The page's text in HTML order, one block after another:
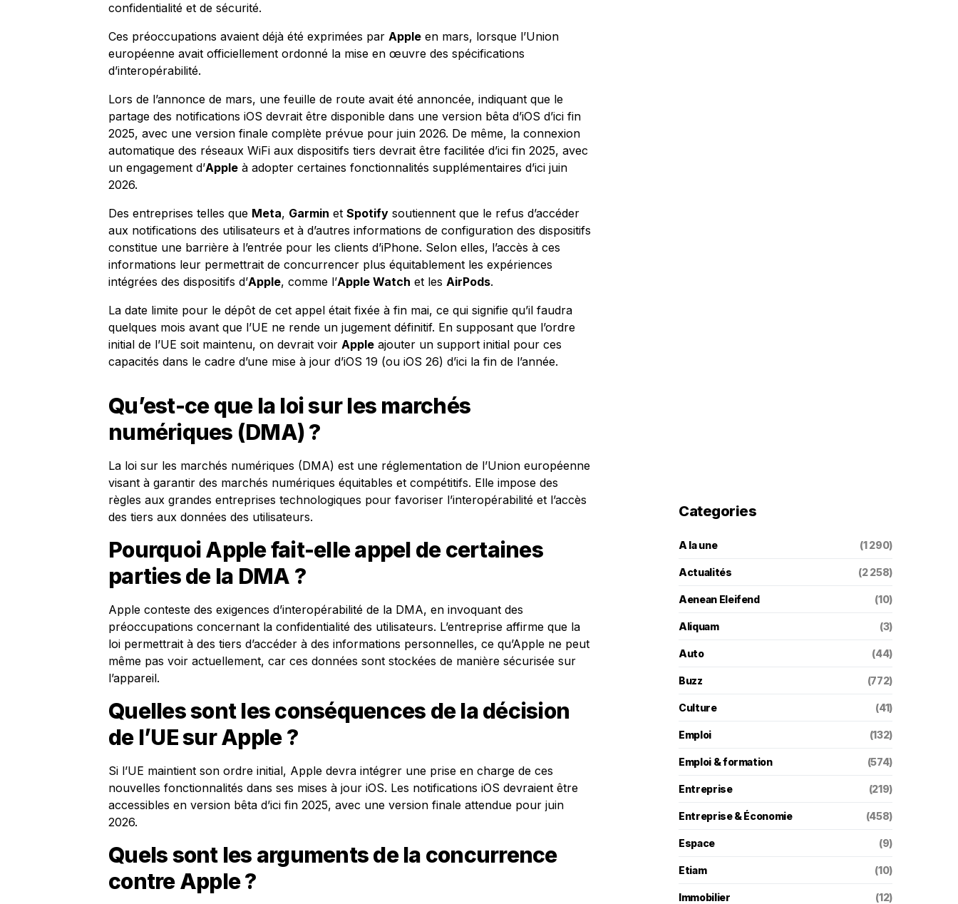
confidentialité et de sécurité.
Ces préoccupations avaient déjà été exprimées par Apple en mars, lorsque l’Union
européenne avait officiellement ordonné la mise en œuvre des spécifications
d’interopérabilité.
Lors de l’annonce de mars, une feuille de route avait été annoncée, indiquant que le
partage des notifications iOS devrait être disponible dans une version bêta d’iOS d’ici fin
2025, avec une version finale complète prévue pour juin 2026. De même, la connexion
automatique des réseaux WiFi aux dispositifs tiers devrait être facilitée d’ici fin 2025, avec
un engagement d’Apple à adopter certaines fonctionnalités supplémentaires d’ici juin
2026.
Des entreprises telles que Meta, Garmin et Spotify soutiennent que le refus d’accéder
aux notifications des utilisateurs et à d’autres informations de configuration des dispositifs
constitue une barrière à l’entrée pour les clients d’iPhone. Selon elles, l’accès à ces
informations leur permettrait de concurrencer plus équitablement les expériences
intégrées des dispositifs d’Apple, comme l’Apple Watch et les AirPods.
La date limite pour le dépôt de cet appel était fixée à fin mai, ce qui signifie qu’il faudra
quelques mois avant que l’UE ne rende un jugement définitif. En supposant que l’ordre
initial de l’UE soit maintenu, on devrait voir Apple ajouter un support initial pour ces
capacités dans le cadre d’une mise à jour d’iOS 19 (ou iOS 26) d’ici la fin de l’année.
Qu’est-ce que la loi sur les marchés
numériques (DMA) ?
La loi sur les marchés numériques (DMA) est une réglementation de l’Union européenne
visant à garantir des marchés numériques équitables et compétitifs. Elle impose des
règles aux grandes entreprises technologiques pour favoriser l’interopérabilité et l’accès
des tiers aux données des utilisateurs.
Pourquoi Apple fait-elle appel de certaines
parties de la DMA ?
Apple conteste des exigences d’interopérabilité de la DMA, en invoquant des
préoccupations concernant la confidentialité des utilisateurs. L’entreprise affirme que la
loi permettrait à des tiers d’accéder à des informations personnelles, ce qu’Apple ne peut
même pas voir actuellement, car ces données sont stockées de manière sécurisée sur
l’appareil.
Quelles sont les conséquences de la décision
de l’UE sur Apple ?
Si l’UE maintient son ordre initial, Apple devra intégrer une prise en charge de ces
nouvelles fonctionnalités dans ses mises à jour iOS. Les notifications iOS devraient être
accessibles en version bêta d’ici fin 2025, avec une version finale attendue pour juin
2026.
Quels sont les arguments de la concurrence
contre Apple ?
Categories
A la une (1 290)
Actualités (2 258)
Aenean Eleifend (10)
Aliquam (3)
Auto (44)
Buzz (772)
Culture (41)
Emploi (132)
Emploi & formation (574)
Entreprise (219)
Entreprise & Économie (458)
Espace (9)
Etiam (10)
Immobilier (12)